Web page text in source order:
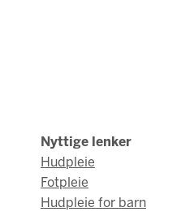
Nyttige lenker
Hudpleie
Fotpleie
Hudpleie for barn